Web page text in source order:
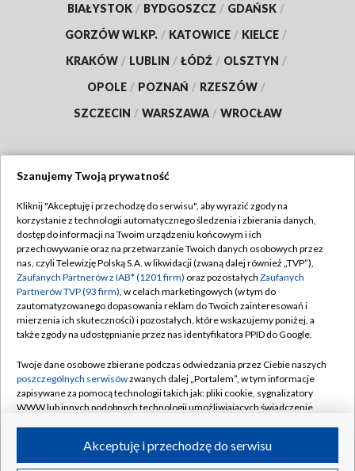
BIAŁYSTOK / BYDGOSZCZ / GDAŃSK /
GORZÓW WLKP. / KATOWICE / KIELCE /
KRAKÓW / LUBLIN / ŁÓDŹ / OLSZTYN /
OPOLE / POZNAŃ / RZESZÓW /
SZCZECIN / WARSZAWA / WROCŁAW
TVP
Abonament TVP
Emisja w TVP
Centrum informacji TVP
Naziemna Telewizja Cyfrowa
Rada Programowa
System NOS
Informacje o nadawcy
Program dla prasy
Regulamin TVP
Polityka prywatności
Moje zgody
Pomoc
Kontakt
Kanały
Szanujemy Twoją prywatność
Kliknij "Akceptuję i przechodzę do serwisu", aby wyrazić zgody na
korzystanie z technologii automatycznego śledzenia i zbierania danych,
dostęp do informacji na Twoim urządzeniu końcowym i ich
przechowywanie oraz na przetwarzanie Twoich danych osobowych przez
nas, czyli Telewizję Polską S.A. w likwidacji (zwaną dalej również „TVP”),
Zaufanych Partnerów z IAB* (1201 firm) oraz pozostałych Zaufanych
Partnerów TVP (93 firm), w celach marketingowych (w tym do
zautomatyzowanego dopasowania reklam do Twoich zainteresowań i
mierzenia ich skuteczności) i pozostałych, które wskazujemy poniżej, a
także zgody na udostępnianie przez nas identyfikatora PPID do Google.
Twoje dane osobowe zbierane podczas odwiedzania przez Ciebie naszych
poszczególnych serwisówzwanych dalej „Portalem”, w tym informacje
zapisywane za pomocą technologii takich jak: pliki cookie, sygnalizatory
WWW lub innych podobnych technologii umożliwiających świadczenie
ruchu w Internecie.Akceptuję i przechodzę do serwisu